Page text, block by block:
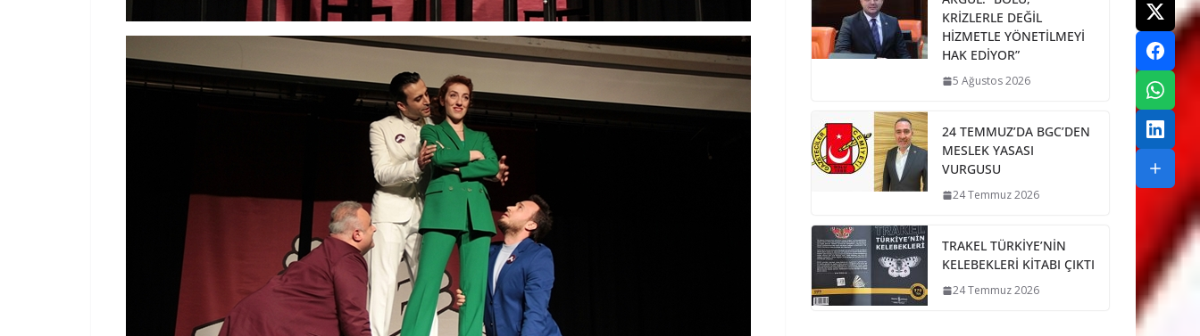
KRİZLERLE DEĞİL
HİZMETLE YÖNETİLMEYİ
HAK EDİYOR”
5 Ağustos 2026
24 TEMMUZ’DA BGC’DEN
MESLEK YASASI
VURGUSU
24 Temmuz 2026
TRAKEL TÜRKİYE’NİN
KELEBEKLERİ KİTABI ÇIKTI
24 Temmuz 2026